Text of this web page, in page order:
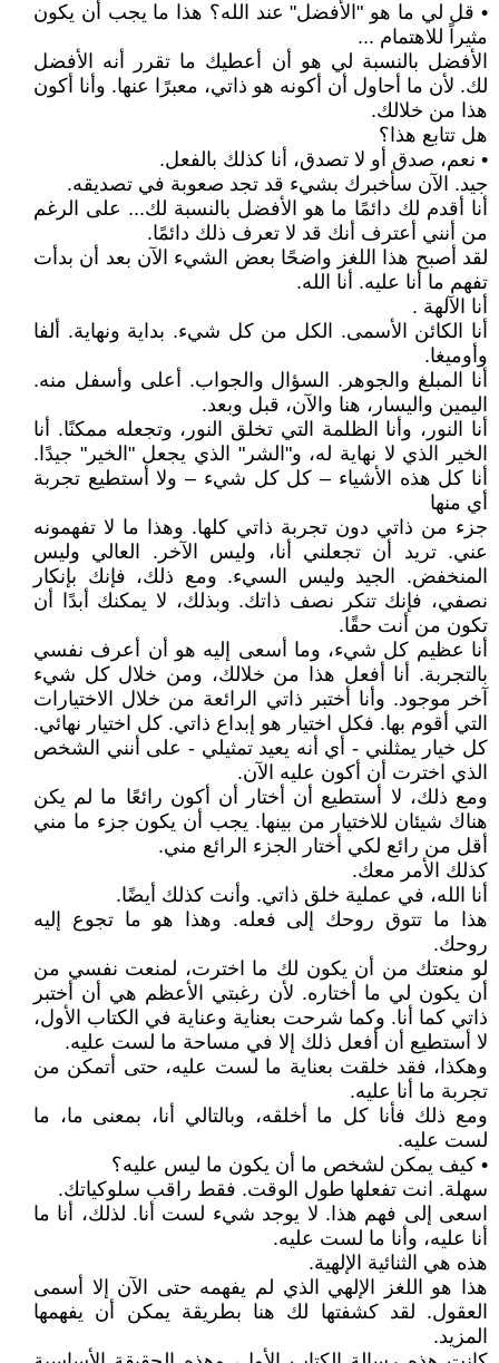
• قل لي ما هو "الأفضل" عند الله؟ هذا ما يجب أن يكون
مثيراً للاهتمام ...
الأفضل بالنسبة لي هو أن أعطيك ما تقرر أنه الأفضل
لك. لأن ما أحاول أن أكونه هو ذاتي، معبرًا عنها. وأنا أكون
هذا من خلالك.
هل تتابع هذا؟
• نعم، صدق أو لا تصدق، أنا كذلك بالفعل.
جيد. الآن سأخبرك بشيء قد تجد صعوبة في تصديقه.
أنا أقدم لك دائمًا ما هو الأفضل بالنسبة لك... على الرغم
من أنني أعترف أنك قد لا تعرف ذلك دائمًا.
لقد أصبح هذا اللغز واضحًا بعض الشيء الآن بعد أن بدأت
تفهم ما أنا عليه. أنا الله.
أنا الآلهة .
أنا الكائن الأسمى. الكل من كل شيء. بداية ونهاية. ألفا
وأوميغا.
أنا المبلغ والجوهر. السؤال والجواب. أعلى وأسفل منه.
اليمين واليسار، هنا والآن، قبل وبعد.
أنا النور، وأنا الظلمة التي تخلق النور، وتجعله ممكنًا. أنا
الخير الذي لا نهاية له، و"الشر" الذي يجعل "الخير" جيدًا.
أنا كل هذه الأشياء – كل كل شيء – ولا أستطيع تجربة
أي منها
جزء من ذاتي دون تجربة ذاتي كلها. وهذا ما لا تفهمونه
عني. تريد أن تجعلني أنا، وليس الآخر. العالي وليس
المنخفض. الجيد وليس السيء. ومع ذلك، فإنك بإنكار
نصفي، فإنك تنكر نصف ذاتك. وبذلك، لا يمكنك أبدًا أن
تكون من أنت حقًا.
أنا عظيم كل شيء، وما أسعى إليه هو أن أعرف نفسي
بالتجربة. أنا أفعل هذا من خلالك، ومن خلال كل شيء
آخر موجود. وأنا أختبر ذاتي الرائعة من خلال الاختيارات
التي أقوم بها. فكل اختيار هو إبداع ذاتي. كل اختيار نهائي.
كل خيار يمثلني - أي أنه يعيد تمثيلي - على أنني الشخص
الذي اخترت أن أكون عليه الآن.
ومع ذلك، لا أستطيع أن أختار أن أكون رائعًا ما لم يكن
هناك شيئان للاختيار من بينها. يجب أن يكون جزء ما مني
أقل من رائع لكي أختار الجزء الرائع مني.
كذلك الأمر معك.
أنا الله، في عملية خلق ذاتي. وأنت كذلك أيضًا.
هذا ما تتوق روحك إلى فعله. وهذا هو ما تجوع إليه
روحك.
لو منعتك من أن يكون لك ما اخترت، لمنعت نفسي من
أن يكون لي ما أختاره. لأن رغبتي الأعظم هي أن أختبر
ذاتي كما أنا. وكما شرحت بعناية وعناية في الكتاب الأول،
لا أستطيع أن أفعل ذلك إلا في مساحة ما لست عليه.
وهكذا، فقد خلقت بعناية ما لست عليه، حتى أتمكن من
تجربة ما أنا عليه.
ومع ذلك فأنا كل ما أخلقه، وبالتالي أنا، بمعنى ما، ما
لست عليه.
• كيف يمكن لشخص ما أن يكون ما ليس عليه؟
سهلة. انت تفعلها طول الوقت. فقط راقب سلوكياتك.
اسعى إلى فهم هذا. لا يوجد شيء لست أنا. لذلك، أنا ما
أنا عليه، وأنا ما لست عليه.
هذه هي الثنائية الإلهية.
هذا هو اللغز الإلهي الذي لم يفهمه حتى الآن إلا أسمى
العقول. لقد كشفتها لك هنا بطريقة يمكن أن يفهمها
المزيد.